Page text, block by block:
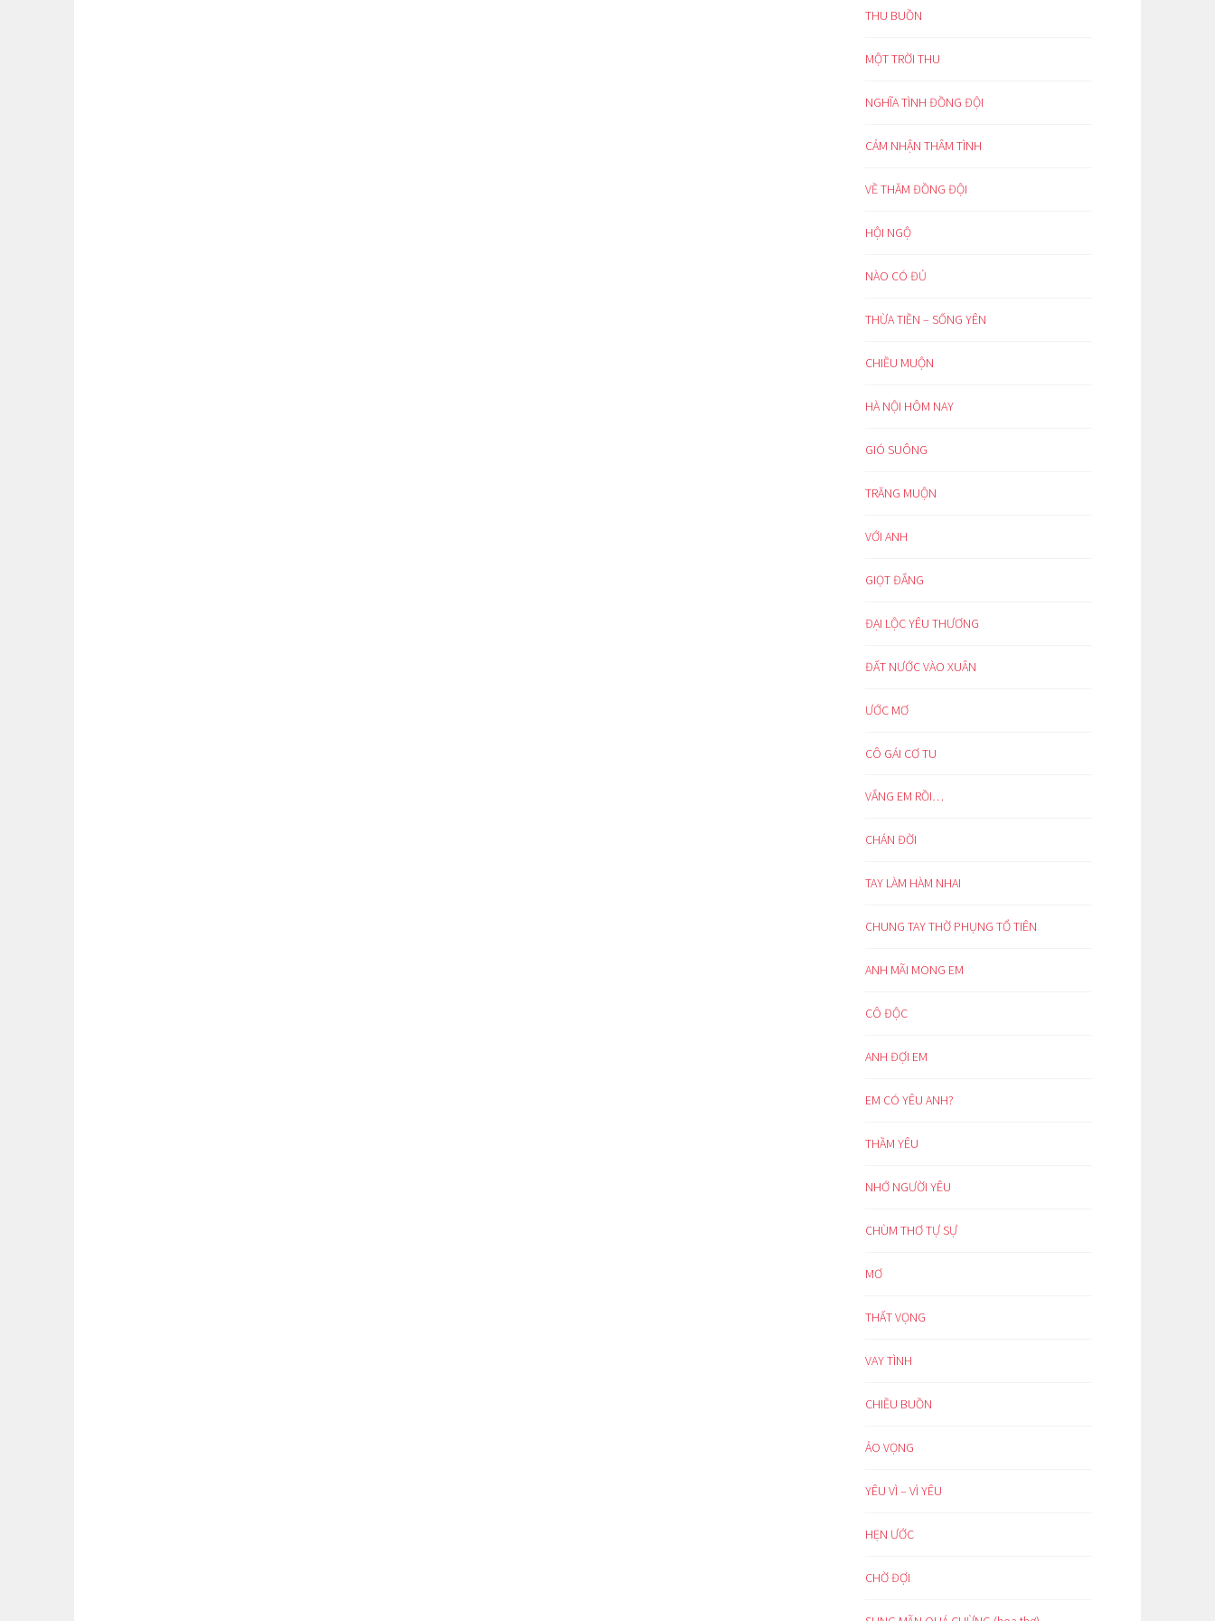
THU BUỒN
MỘT TRỜI THU
NGHĨA TÌNH ĐỒNG ĐỘI
CẢM NHẬN THÂM TÌNH
VỀ THĂM ĐỒNG ĐỘI
HỘI NGỘ
NÀO CÓ ĐỦ
THỪA TIỀN – SỐNG YÊN
CHIỀU MUỘN
HÀ NỘI HÔM NAY
GIÓ SUÔNG
TRĂNG MUỘN
VỚI ANH
GIỌT ĐẮNG
ĐẠI LỘC YÊU THƯƠNG
ĐẤT NƯỚC VÀO XUÂN
ƯỚC MƠ
CÔ GÁI CƠ TU
VẮNG EM RỒI…
CHÁN ĐỜI
TAY LÀM HÀM NHAI
CHUNG TAY THỜ PHỤNG TỔ TIÊN
ANH MÃI MONG EM
CÔ ĐỘC
ANH ĐỢI EM
EM CÓ YÊU ANH?
THẦM YÊU
NHỚ NGƯỜI YÊU
CHÙM THƠ TỰ SỰ
MƠ
THẤT VỌNG
VAY TÌNH
CHIỀU BUỒN
ẢO VỌNG
YÊU VÌ – VÌ YÊU
HẸN ƯỚC
CHỜ ĐỢI